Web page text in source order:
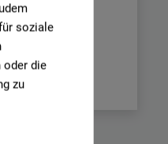
soziale
oder die
zu